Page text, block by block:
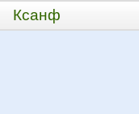
Ксанф